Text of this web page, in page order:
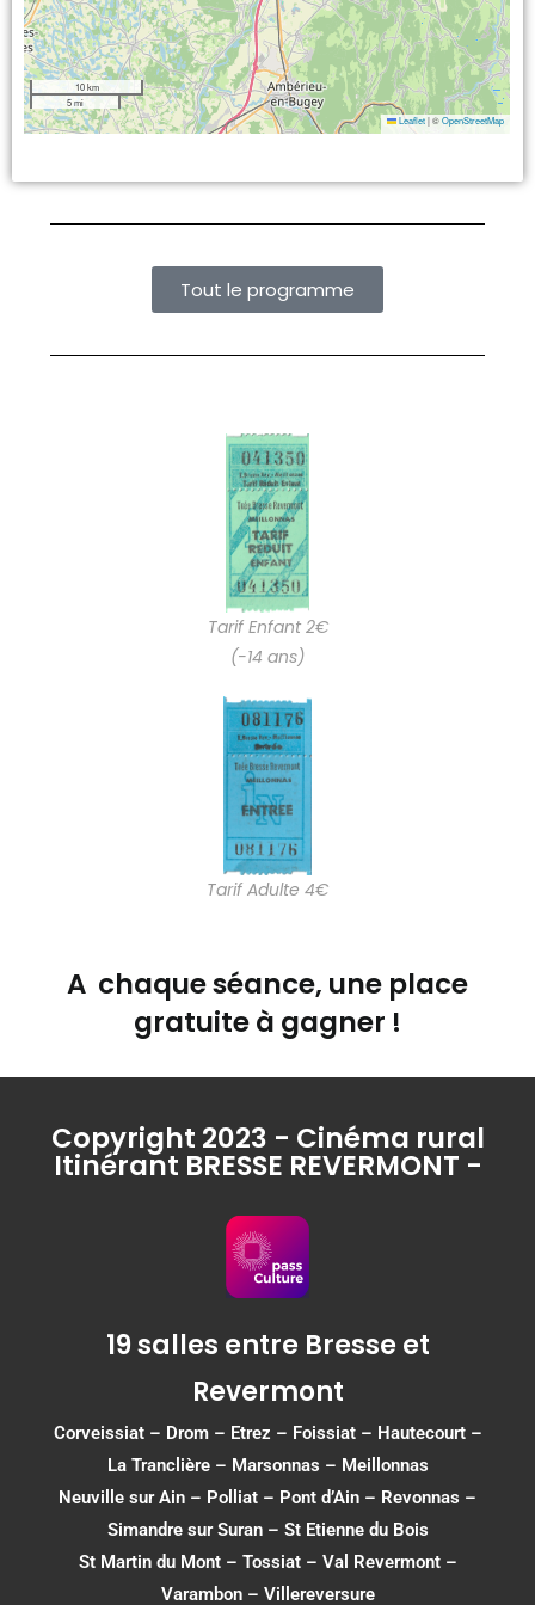
10 km
5 mi
Leaflet |©OpenStreetMap
Tout le programme
Tarif Enfant 2€
(-14 ans)
Tarif Adulte 4€
A chaque séance, une place
gratuite à gagner !
Copyright 2023 - Cinéma rural
Itinérant BRESSE REVERMONT -
19 salles entre Bresse et
Revermont
Corveissiat– Drom– Etrez – Foissiat– Hautecourt–
La Tranclière – Marsonnas – Meillonnas
Neuville sur Ain – Polliat – Pont d’Ain – Revonnas –
Simandre sur Suran– St Etienne du Bois
St Martin du Mont– Tossiat– Val Revermont–
Varambon– Villereversure